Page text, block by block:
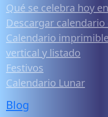
Qué se celebra hoy
Descargar calendario
Calendario
vertical y listado
Festivos
Calendario Lunar
Blog